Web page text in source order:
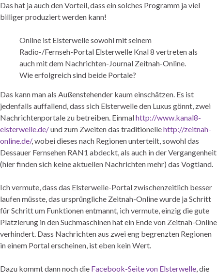
Das hat ja auch den Vorteil, dass ein solches Programm ja viel
billiger produziert werden kann!
Online ist Elsterwelle sowohl mit seinem
Radio-/Fernseh-Portal Elsterwelle Knal 8 vertreten als
auch mit dem Nachrichten-Journal Zeitnah-Online.
Wie erfolgreich sind beide Portale?
Das kann man als Außenstehender kaum einschätzen. Es ist
jedenfalls auffallend, dass sich Elsterwelle den Luxus gönnt, zwei
Nachrichtenportale zu betreiben. Einmalhttp://www.kanal8-
elsterwelle.de/und zum Zweiten das traditionellehttp://zeitnah-
online.de/, wobei dieses nach Regionen unterteilt, sowohl das
Dessauer Fernsehen RAN1 abdeckt, als auch in der Vergangenheit
(hier finden sich keine aktuellen Nachrichten mehr) das Vogtland.
Ich vermute, dass das Elsterwelle-Portal zwischenzeitlich besser
laufen müsste, das ursprüngliche Zeitnah-Online wurde ja Schritt
für Schritt um Funktionen entmannt, ich vermute, einzig die gute
Platzierung in den Suchmaschinen hat ein Ende von Zeitnah-Online
verhindert. Dass Nachrichten aus zwei eng begrenzten Regionen
in einem Portal erscheinen, ist eben kein Wert.
Dazu kommt dann noch die Facebook-Seite von Elsterwelle, die